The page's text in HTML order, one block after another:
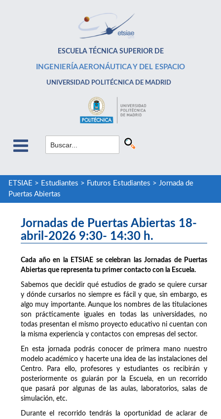
ESCUELA TÉCNICA SUPERIOR DE
INGENIERÍA AERONÁUTICA Y DEL ESPACIO
UNIVERSIDAD POLITÉCNICA DE MADRID
ETSIAE > Estudiantes > Futuros Estudiantes > Jornada de
Puertas Abiertas
Jornadas de Puertas Abiertas 18-
abril-2026 9:30- 14:30 h.
Cada año en la ETSIAE se celebran las Jornadas de Puertas
Abiertas que representa tu primer contacto con la Escuela.
Sabemos que decidir qué estudios de grado se quiere cursar
y dónde cursarlos no siempre es fácil y que, sin embargo, es
algo muy importante. Aunque los nombres de las titulaciones
son prácticamente iguales en todas las universidades, no
todas presentan el mismo proyecto educativo ni cuentan con
la misma experiencia y contactos con empresas del sector.
En esta jornada podrás conocer de primera mano nuestro
modelo académico y hacerte una idea de las instalaciones del
Centro. Para ello, profesores y estudiantes os recibirán y
posteriormente os guiarán por la Escuela, en un recorrido
que pasará por algunas de las aulas, laboratorios, salas de
simulación, etc.
Durante el recorrido tendrás la oportunidad de aclarar de